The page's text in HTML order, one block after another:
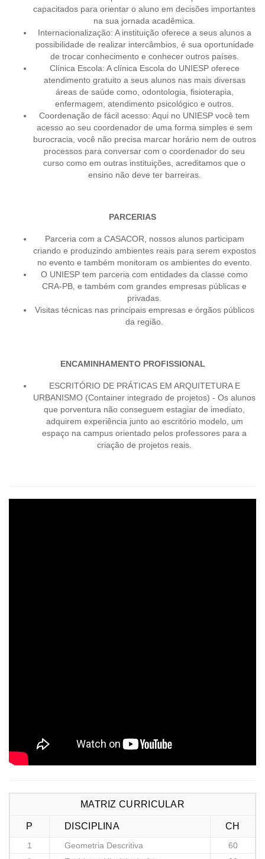
capacitados para orientar o aluno em decisões importantes
na sua jornada acadêmica.
Internacionalização: A instituição oferece a seus alunos a
possibilidade de realizar intercâmbios, é sua oportunidade
de trocar conhecimento e conhecer outros países.
Clínica Escola: A clínica Escola do UNIESP oferece
atendimento gratuito a seus alunos nas mais diversas
áreas de saúde como, odontologia, fisioterapia,
enfermagem, atendimento psicológico e outros.
Coordenação de fácil acesso: Aqui no UNIESP você tem
acesso ao seu coordenador de uma forma simples e sem
burocracia, você não precisa marcar horário nem de outros
processos para conversar com o coordenador do seu
curso como em outras instituições, acreditamos que o
ensino não deve ter barreiras.
PARCERIAS
Parceria com a CASACOR, nossos alunos participam
criando e produzindo ambientes reais para serem expostos
no evento e também monitoram os ambientes do evento.
O UNIESP tem parceria com entidades da classe como
CRA-PB, e também com grandes empresas públicas e
privadas.
Visitas técnicas nas principais empresas e órgãos públicos
da região.
ENCAMINHAMENTO PROFISSIONAL
ESCRITÓRIO DE PRÁTICAS EM ARQUITETURA E
URBANISMO (Container integrado de projetos) - Os alunos
que porventura não conseguem estagiar de imediato,
adquirem experiência junto ao escritório modelo, um
espaço na campus orientado pelos professores para a
criação de projetos reais.
MATRIZ CURRICULAR
P DISCIPLINA CH
1 Geometria Descritiva
60